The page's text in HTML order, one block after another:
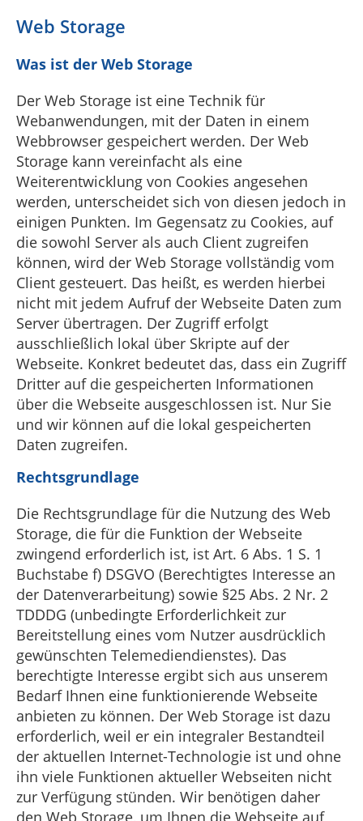
Web Storage
Was ist der Web Storage
Der Web Storage ist eine Technik für
Webanwendungen, mit der Daten in einem
Webbrowser gespeichert werden. Der Web
Storage kann vereinfacht als eine
Weiterentwicklung von Cookies angesehen
werden, unterscheidet sich von diesen jedoch in
einigen Punkten. Im Gegensatz zu Cookies, auf
die sowohl Server als auch Client zugreifen
können, wird der Web Storage vollständig vom
Client gesteuert. Das heißt, es werden hierbei
nicht mit jedem Aufruf der Webseite Daten zum
Server übertragen. Der Zugriff erfolgt
ausschließlich lokal über Skripte auf der
Webseite. Konkret bedeutet das, dass ein Zugriff
Dritter auf die gespeicherten Informationen
über die Webseite ausgeschlossen ist. Nur Sie
und wir können auf die lokal gespeicherten
Daten zugreifen.
Rechtsgrundlage
Die Rechtsgrundlage für die Nutzung des Web
Storage, die für die Funktion der Webseite
zwingend erforderlich ist, ist Art. 6 Abs. 1 S. 1
Buchstabe f) DSGVO (Berechtigtes Interesse an
der Datenverarbeitung) sowie §25 Abs. 2 Nr. 2
TDDDG (unbedingte Erforderlichkeit zur
Bereitstellung eines vom Nutzer ausdrücklich
gewünschten Telemediendienstes). Das
berechtigte Interesse ergibt sich aus unserem
Bedarf Ihnen eine funktionierende Webseite
anbieten zu können. Der Web Storage ist dazu
erforderlich, weil er ein integraler Bestandteil
der aktuellen Internet-Technologie ist und ohne
ihn viele Funktionen aktueller Webseiten nicht
zur Verfügung stünden. Wir benötigen daher
den Web Storage, um Ihnen die Webseite auf